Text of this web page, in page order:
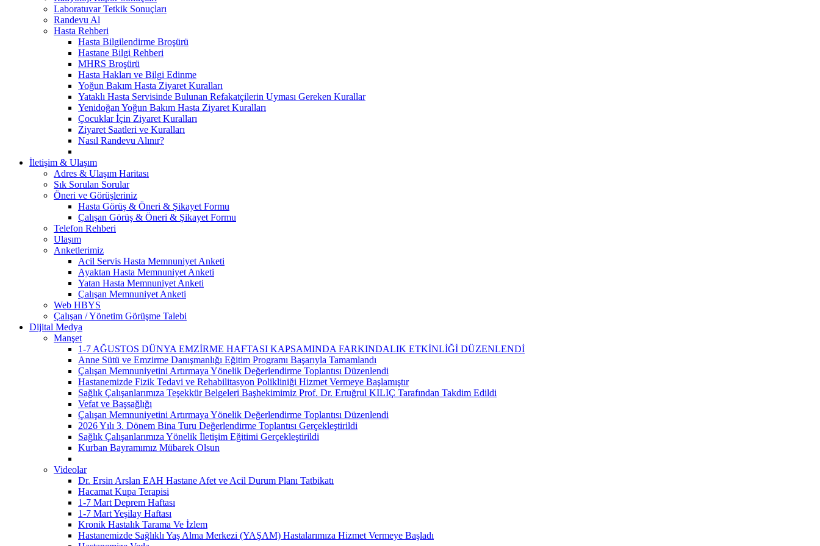
Laboratuvar Tetkik Sonuçları
Randevu Al
Hasta Rehberi
Hasta Bilgilendirme Broşürü
Hastane Bilgi Rehberi
MHRS Broşürü
Hasta Hakları ve Bilgi Edinme
Yoğun Bakım Hasta Ziyaret Kuralları
Yataklı Hasta Servisinde Bulunan Refakatçilerin Uyması Gereken Kurallar
Yenidoğan Yoğun Bakım Hasta Ziyaret Kuralları
Çocuklar İçin Ziyaret Kuralları
Ziyaret Saatleri ve Kuralları
Nasıl Randevu Alınır?
İletişim & Ulaşım
Adres & Ulaşım Haritası
Sık Sorulan Sorular
Öneri ve Görüşleriniz
Hasta Görüş & Öneri & Şikayet Formu
Çalışan Görüş & Öneri & Şikayet Formu
Telefon Rehberi
Ulaşım
Anketlerimiz
Acil Servis Hasta Memnuniyet Anketi
Ayaktan Hasta Memnuniyet Anketi
Yatan Hasta Memnuniyet Anketi
Çalışan Memnuniyet Anketi
Web HBYS
Çalışan / Yönetim Görüşme Talebi
Dijital Medya
Manşet
1-7 AĞUSTOS DÜNYA EMZİRME HAFTASI KAPSAMINDA FARKINDALIK ETKİNLİĞİ DÜZENLENDİ
Anne Sütü ve Emzirme Danışmanlığı Eğitim Programı Başarıyla Tamamlandı
Çalışan Memnuniyetini Artırmaya Yönelik Değerlendirme Toplantısı Düzenlendi
Hastanemizde Fizik Tedavi ve Rehabilitasyon Polikliniği Hizmet Vermeye Başlamıştır
Sağlık Çalışanlarımıza Teşekkür Belgeleri Başhekimimiz Prof. Dr. Ertuğrul KILIÇ Tarafından Takdim Edildi
Vefat ve Başsağlığı
Çalışan Memnuniyetini Artırmaya Yönelik Değerlendirme Toplantısı Düzenlendi
2026 Yılı 3. Dönem Bina Turu Değerlendirme Toplantısı Gerçekleştirildi
Sağlık Çalışanlarımıza Yönelik İletişim Eğitimi Gerçekleştirildi
Kurban Bayramımız Mübarek Olsun
Videolar
Dr. Ersin Arslan EAH Hastane Afet ve Acil Durum Planı Tatbikatı
Hacamat Kupa Terapisi
1-7 Mart Deprem Haftası
1-7 Mart Yeşilay Haftası
Kronik Hastalık Tarama Ve İzlem
Hastanemizde Sağlıklı Yaş Alma Merkezi (YAŞAM) Hastalarımıza Hizmet Vermeye Başladı